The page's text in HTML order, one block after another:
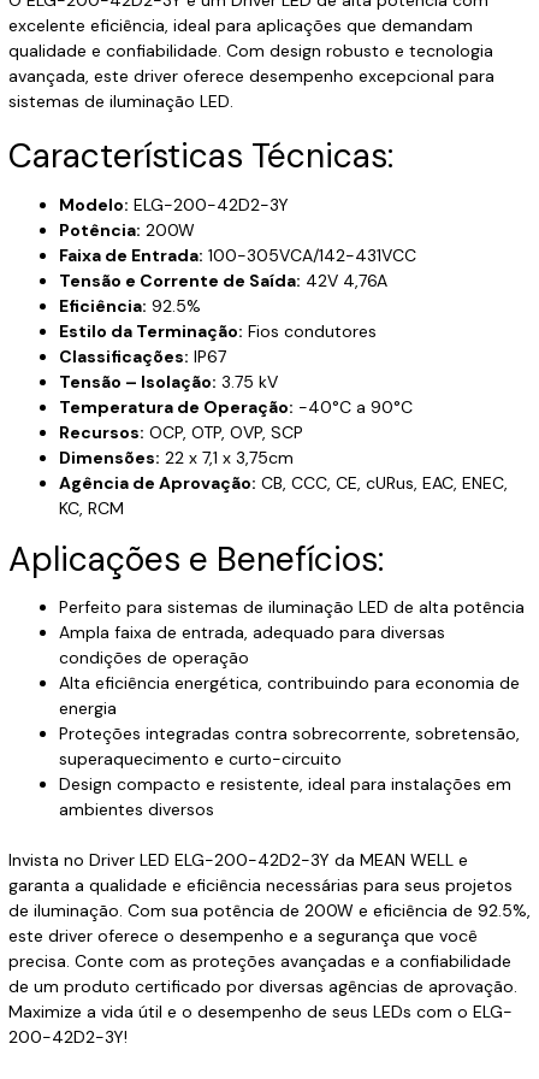
excelente eficiência, ideal para aplicações que demandam
qualidade e confiabilidade. Com design robusto e tecnologia
avançada, este driver oferece desempenho excepcional para
sistemas de iluminação LED.
Características Técnicas:
Modelo: ELG-200-42D2-3Y
Potência: 200W
Faixa de Entrada: 100-305VCA/142-431VCC
Tensão e Corrente de Saída: 42V 4,76A
Eficiência: 92.5%
Estilo da Terminação: Fios condutores
Classificações: IP67
Tensão – Isolação: 3.75 kV
Temperatura de Operação: -40°C a 90°C
Recursos: OCP, OTP, OVP, SCP
Dimensões: 22 x 7,1 x 3,75cm
Agência de Aprovação: CB, CCC, CE, cURus, EAC, ENEC,
KC, RCM
Aplicações e Benefícios:
Perfeito para sistemas de iluminação LED de alta potência
Ampla faixa de entrada, adequado para diversas
condições de operação
Alta eficiência energética, contribuindo para economia de
energia
Proteções integradas contra sobrecorrente, sobretensão,
superaquecimento e curto-circuito
Design compacto e resistente, ideal para instalações em
ambientes diversos
Invista no Driver LED ELG-200-42D2-3Y da MEAN WELL e
garanta a qualidade e eficiência necessárias para seus projetos
de iluminação. Com sua potência de 200W e eficiência de 92.5%,
este driver oferece o desempenho e a segurança que você
precisa. Conte com as proteções avançadas e a confiabilidade
de um produto certificado por diversas agências de aprovação.
Maximize a vida útil e o desempenho de seus LEDs com o ELG-
200-42D2-3Y!